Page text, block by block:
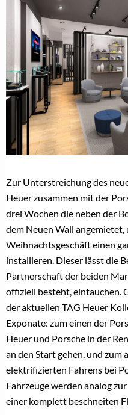
Zur Unterstreichung des
Heuer zusammen mit der
drei Wochen die neben der
dem Neuen Wall angemietet,
Weihnachtsgeschäft einen
installieren. Dieser lässt die
Partnerschaft der beiden
offiziell besteht, eintauchen.
der aktuellen TAG Heuer
Exponate: zum einen der
Heuer und Porsche in der
an den Start gehen, und zum
elektrifizierten Fahrens bei
Fahrzeuge werden analog
einer komplett beschneiten